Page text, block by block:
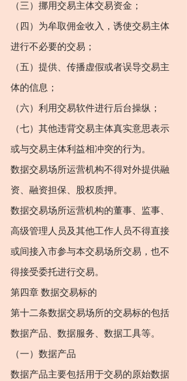
（三）挪用交易主体交易资金；
（四）为牟取佣金收入，诱使交易主体
进行不必要的交易；
（五）提供、传播虚假或者误导交易主
体的信息；
（六）利用交易软件进行后台操纵；
（七）其他违背交易主体真实意思表示
或与交易主体利益相冲突的行为。
数据交易场所运营机构不得对外提供融
资、融资担保、股权质押。
数据交易场所运营机构的董事、监事、
高级管理人员及其他工作人员不得直接
或间接入市参与本交易场所交易，也不
得接受委托进行交易。
第四章 数据交易标的
第十二条数据交易场所的交易标的包括
数据产品、数据服务、数据工具等。
（一）数据产品
数据产品主要包括用于交易的原始数据